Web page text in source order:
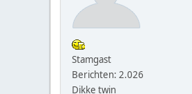
Stamgast
Berichten: 2.026
Dikke twin